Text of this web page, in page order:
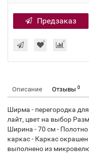
Предзаказ
Описание Отзывы 0
Ширма - перегородка
лайт, цвет на выбор
Ширина - 70 см -
каркас - Каркас
выполнено из